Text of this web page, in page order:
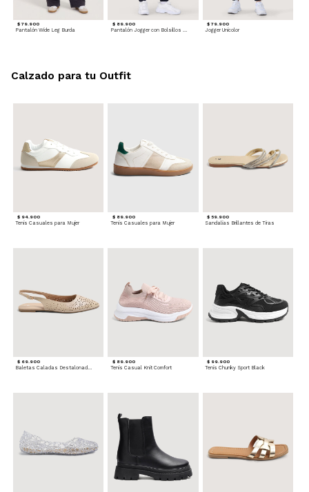
$ 79.900
Pantalón Wide Leg Burda
$ 89.900
Pantalón Jogger con Bolsillos Cargo
$ 79.900
Jogger Unicolor
$ 94.900
Tenis Casuales para Mujer
$ 89.900
Tenis Casuales para Mujer
$ 59.900
Sandalias Brillantes de Tiras
$ 69.900
Baletas Caladas Destalonadas
$ 89.900
Tenis Casual Knit Comfort
$ 99.900
Tenis Chunky Sport Black
Calzado para tu Outfit